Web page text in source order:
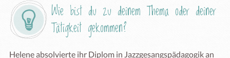
Wie bist du zu deinem Thema oder deiner
Tätigkeit gekommen?
Helene absolvierte ihr Diplom in Jazzgesangspädagogik an